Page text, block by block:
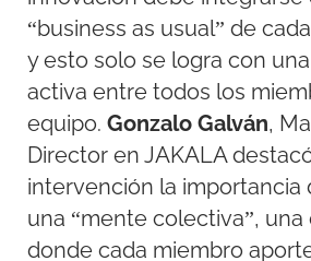
“business as usual” de
y esto solo se logra con
activa entre todos los
equipo.Gonzalo Galván,
Director en JAKALA
intervención la importancia
una “mente colectiva”,
donde cada miembro